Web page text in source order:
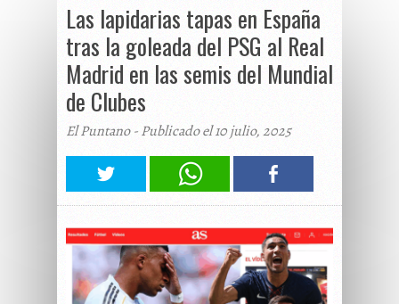
Las lapidarias tapas en España
tras la goleada del PSG al Real
Madrid en las semis del Mundial
de Clubes
El Puntano - Publicado el 10 julio, 2025